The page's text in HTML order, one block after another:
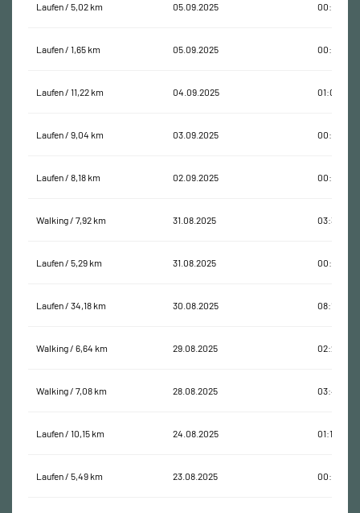
Laufen / 5,02 km 05.09.2025 00:20:47
Laufen / 1,65 km 05.09.2025 00:10:36
Laufen / 11,22 km 04.09.2025 01:05:49
Laufen / 9,04 km 03.09.2025 00:54:45
Laufen / 8,18 km 02.09.2025 00:46:03
Walking / 7,92 km 31.08.2025 03:34:25
Laufen / 5,29 km 31.08.2025 00:35:38
Laufen / 34,18 km 30.08.2025 08:15:20
Walking / 6,64 km 29.08.2025 02:28:57
Walking / 7,08 km 28.08.2025 03:40:35
Laufen / 10,15 km 24.08.2025 01:19:10
Laufen / 5,49 km 23.08.2025 00:33:16